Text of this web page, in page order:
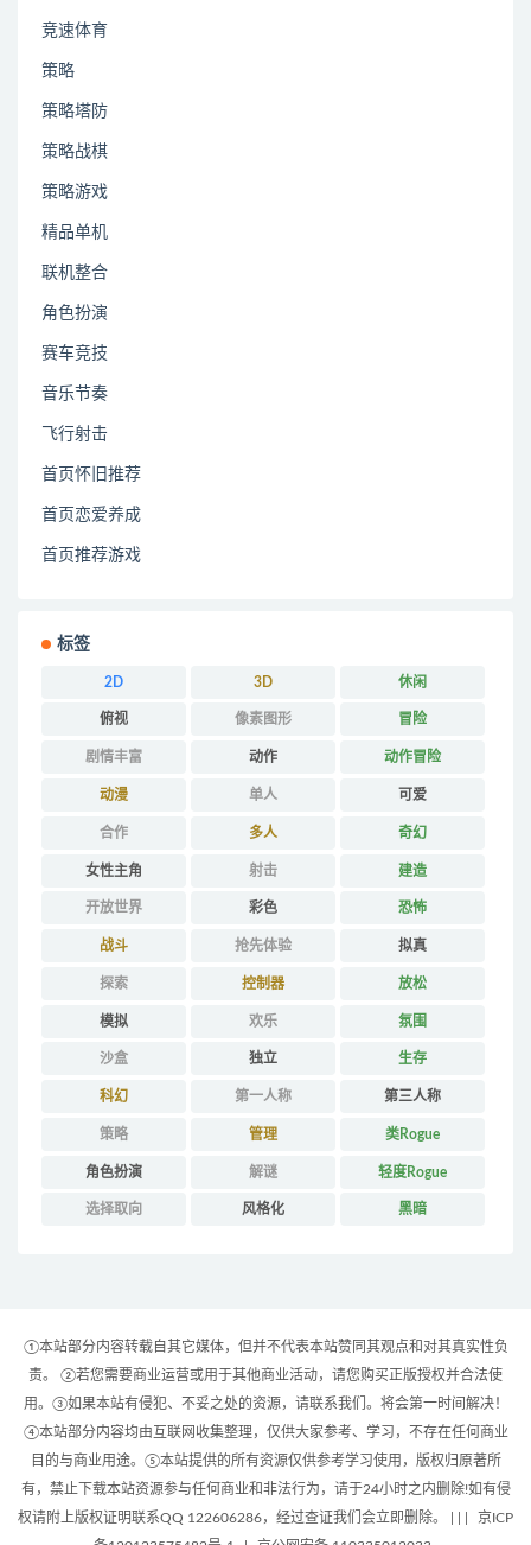
竞速体育
策略
策略塔防
策略战棋
策略游戏
精品单机
联机整合
角色扮演
赛车竞技
音乐节奏
飞行射击
首页怀旧推荐
首页恋爱养成
首页推荐游戏
标签
2D 3D 休闲
俯视 像素图形 冒险
剧情丰富 动作 动作冒险
动漫 单人 可爱
合作 多人 奇幻
女性主角 射击 建造
开放世界 彩色 恐怖
战斗 抢先体验 拟真
探索 控制器 放松
模拟 欢乐 氛围
沙盒 独立 生存
科幻 第一人称 第三人称
策略 管理 类Rogue
角色扮演 解谜 轻度Rogue
选择取向 风格化 黑暗
①本站部分内容转载自其它媒体，但并不代表本站赞同其观点和对其真实性负
责。 ②若您需要商业运营或用于其他商业活动，请您购买正版授权并合法使
用。③如果本站有侵犯、不妥之处的资源，请联系我们。将会第一时间解决！
④本站部分内容均由互联网收集整理，仅供大家参考、学习，不存在任何商业
目的与商业用途。⑤本站提供的所有资源仅供参考学习使用，版权归原著所
有，禁止下载本站资源参与任何商业和非法行为，请于24小时之内删除!如有侵
权请附上版权证明联系QQ 122606286，经过查证我们会立即删除。 | |
京ICP